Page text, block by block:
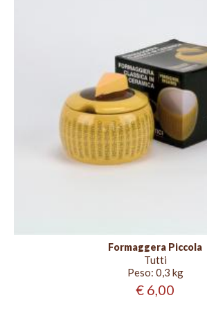
Formaggera Piccola
Tutti
Peso: 0,3 kg
€ 6,00